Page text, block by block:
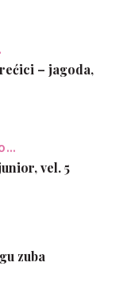
– jagoda,
vel. 5
zuba